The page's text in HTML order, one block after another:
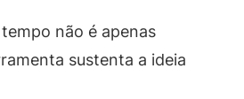
não é apenas
sustenta a ideia